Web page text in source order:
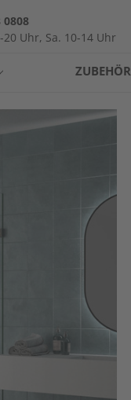
0808
20 Uhr, Sa. 10-14 Uhr
ZUBEHÖR